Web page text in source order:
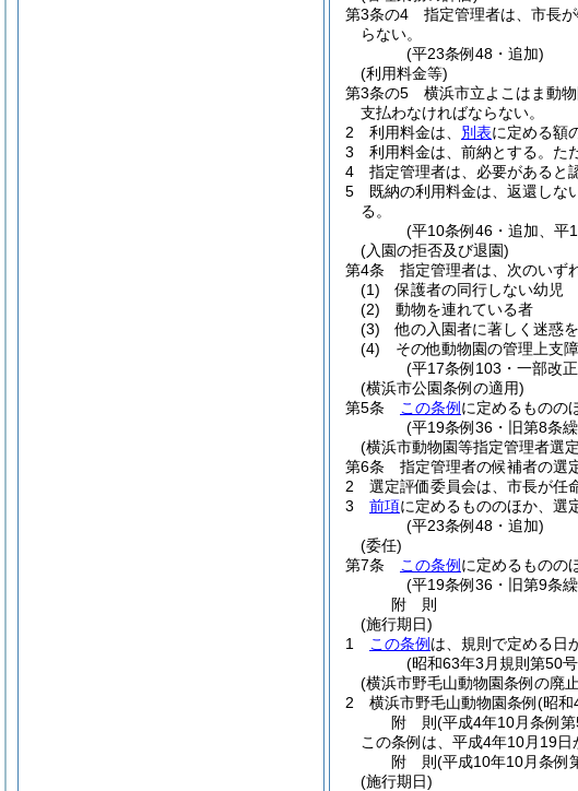
第3条の4
指定管理者は、市長
らない。
(平23条例48・追加)
(利用料金等)
第3条の5
横浜市立よこはま動
支払わなければならない。
2
利用料金は、 別表に定める額
3
利用料金は、前納とする。 た
4
指定管理者は、必要があると
5
既納の利用料金は、返還しな
る。
(平10条例46・追加、平
(入園の拒否及び退園)
第4条
指定管理者は、次のいず
(1)
保護者の同行しない幼児
(2)
動物を連れている者
(3)
他の入園者に著しく迷惑
(4)
その他動物園の管理上支
(平17条例103・一部改
(横浜市公園条例の適用)
第5条
この条例 に定めるものの
(平19条例36・旧第8条
(横浜市動物園等指定管理者選
第6条
指定管理者の候補者の選
2
選定評価委員会は、市長が任
3
前項に定めるもののほか、選
(平23条例48・追加)
(委任)
第7条
この条例 に定めるものの
(平19条例36・旧第9条
附 則
(施行期日)
1
この条例 は、規則で定める日
(昭和63年3月規則第50
(横浜市野毛山動物園条例の廃
2
横浜市野毛山動物園条例 (昭和
附 則(平成4年10月条例
この条例は、平成4年10月19日
附 則(平成10年10月条例
(施行期日)